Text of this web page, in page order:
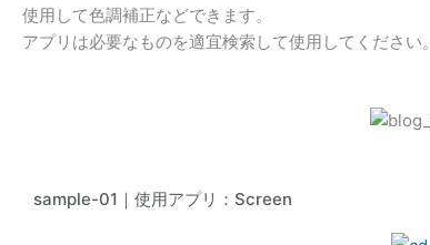
使用して色調補正などできます。
アプリは必要なものを適宜検索して使用してください。
sample-01｜使用アプリ：Screen